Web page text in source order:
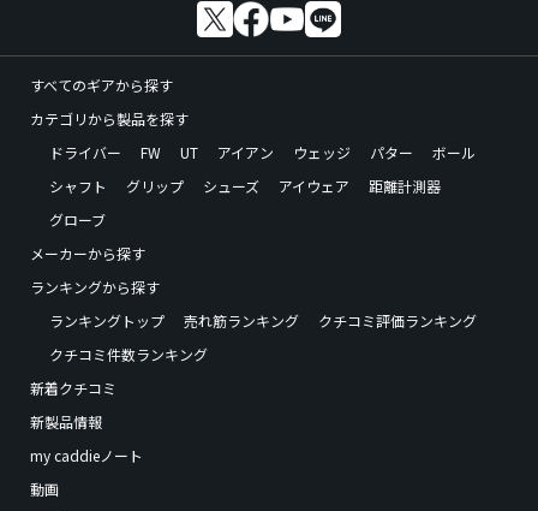
すべてのギアから探す
カテゴリから製品を探す
ドライバー
FW UT アイアン ウェッジ パター
ボール
シャフト
グリップ シューズ アイウェア
距離計測器
グローブ
メーカーから探す
ランキングから探す
ランキングトップ
売れ筋ランキング
クチコミ評価ランキング
クチコミ件数ランキング
新着クチコミ
新製品情報
my caddieノート
動画